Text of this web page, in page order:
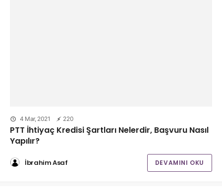
4 Mar, 2021 220
PTT İhtiyaç Kredisi Şartları Nelerdir, Başvuru Nasıl
Yapılır?
İbrahim Asaf DEVAMINI OKU